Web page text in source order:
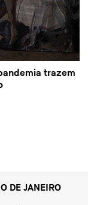
trazem
DE JANEIRO